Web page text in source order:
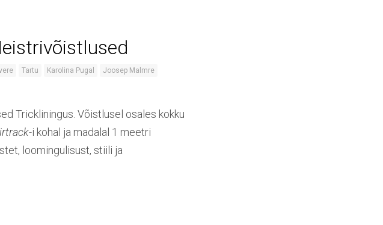
Tartu Karolina Pugal
Joosep Malmre
Trickliningus. Võistlusel osales kokku
-i kohal ja madalal 1 meetri
loomingulisust, stiili ja